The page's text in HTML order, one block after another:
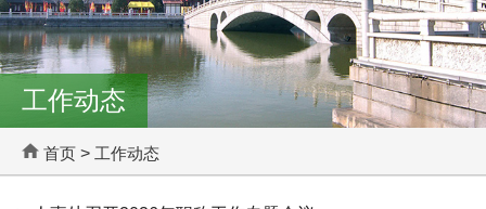
工作动态
首页 > 工作动态